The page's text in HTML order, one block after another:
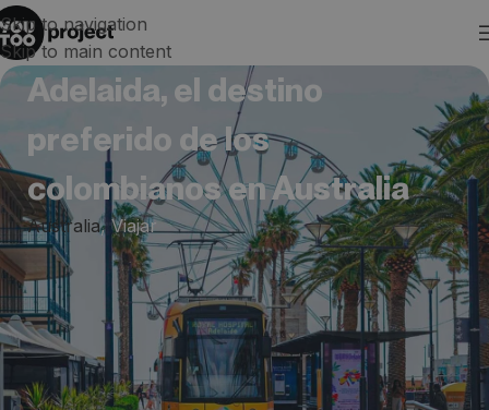
Skip to navigation
Skip to main content
Adelaida, el destino
preferido de los
colombianos en Australia
Australia, Viajar